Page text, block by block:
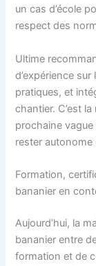
un cas d’école
respect des
Ultime
d’expérience
pratiques, et
chantier. C’est
prochaine
rester autonome
Formation,
bananier en
Aujourd’hui, la
bananier entre
formation et de